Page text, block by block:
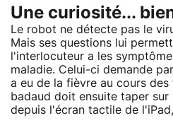
Une curiosité...
Le robot ne détecte pas le
Mais ses questions lui
l'interlocuteur a les
maladie. Celui-ci demande
a eu de la fièvre au cours
badaud doit ensuite taper sur
depuis l'écran tactile de